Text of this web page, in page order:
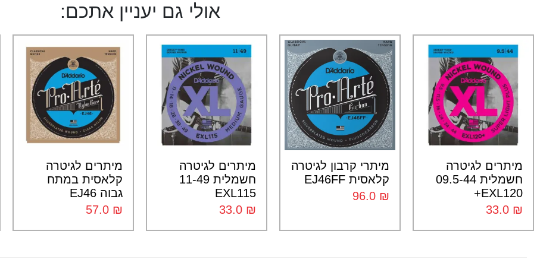
אולי גם יעניין אתכם:
מיתרים לגיטרה
חשמלית 09.5-44
EXL120+
₪
מיתרי קרבון לגיטרה
קלאסית EJ46FF
₪
מיתרים לגיטרה
חשמלית 11-49
EXL115
₪
מיתרים לגיטרה
קלאסית במתח
גבוה EJ46
₪